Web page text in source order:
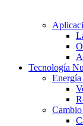
Tecnología